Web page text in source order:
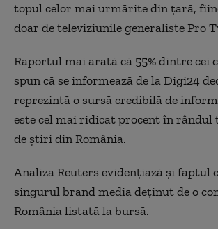
topul celor mai urmărite din țară,
doar de televiziunile generaliste Pro
Raportul mai arată că 55% dintre cei
spun că se informează de la Digi24
reprezintă o sursă credibilă de
este cel mai ridicat procent în rândul
de știri din România.
Analiza Reuters evidențiază și faptul
singurul brand media deținut de o
România listată la bursă.